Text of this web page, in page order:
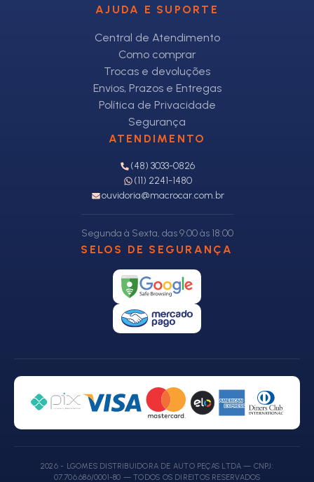
AJUDA E SUPORTE
Central de Atendimento
Como comprar
Trocas e devoluções
Envios, Prazos e Entregas
Política de Privacidade
Segurança
ATENDIMENTO
(48) 3033-0826
(11) 2241-1480
ouvidoria@macrocar.com.br
Segunda à Sexta, das 9:00 às 18:00
SELOS DE SEGURANÇA
2026 - LGOMES DISTRIBUIDORA DE AUTO PEÇAS LTDA — CNPJ:
07.706.686/0001-80 — TODOS OS DIREITOS RESERVADOS